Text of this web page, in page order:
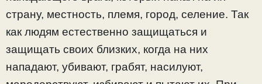
страну, местность, племя, город, селение. Так
как людям естественно защищаться и
защищать своих близких, когда на них
нападают, убивают, грабят, насилуют,